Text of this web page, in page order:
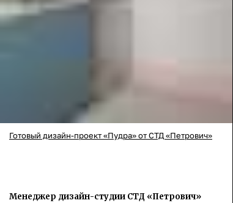
Готовый дизайн-проект «Пудра» от СТД «Петрович»
Менеджер дизайн-студии СТД «Петрович»